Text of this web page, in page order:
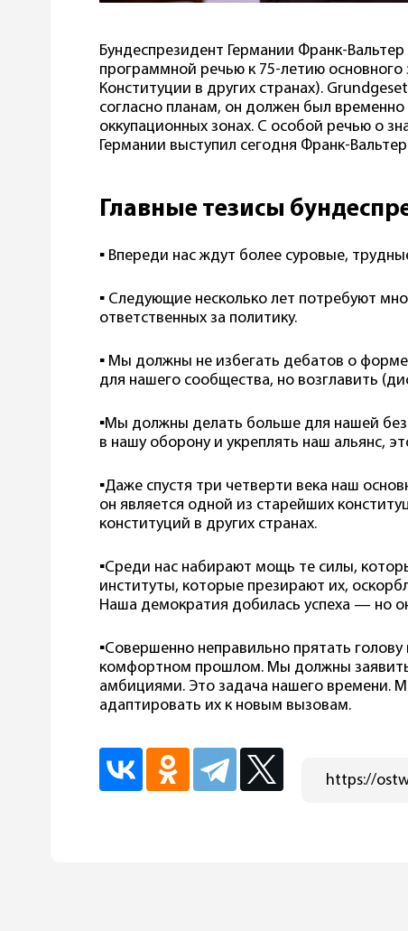
Бундеспрезидент Германии Франк-
программной речью к 75-летию основного
Конституции в других странах).
согласно планам, он должен был
оккупационных зонах. С особой речью о
Германии выступил сегодня Франк-
Главные тезисы
▪️ Впереди нас ждут более суровые,
▪️ Следующие несколько лет потребуют
ответственных за политику.
▪️ Мы должны не избегать дебатов о
для нашего сообщества, но возглавить
▪️Мы должны делать больше для нашей
в нашу оборону и укреплять наш альянс,
▪️Даже спустя три четверти века наш
он является одной из старейших
конституций в других странах.
▪️Среди нас набирают мощь те силы,
институты, которые презирают их,
Наша демократия добилась успеха — но
▪️Совершенно неправильно прятать
комфортном прошлом. Мы должны
амбициями. Это задача нашего времени.
адаптировать их к новым вызовам.